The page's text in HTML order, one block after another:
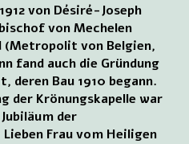
von Désiré-Joseph
von Mechelen
(Metropolit von Belgien,
fand auch die Gründung
deren Bau 1910 begann.
der Krönungskapelle war
der
Frau vom Heiligen